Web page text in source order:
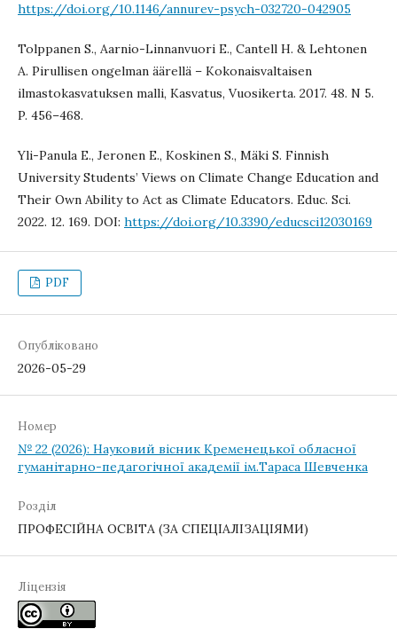
https://doi.org/10.1146/annurev-psych-032720-042905
Tolppanen S., Aarnio-Linnanvuori E., Cantell H. & Lehtonen
A. Pirullisen ongelman äärellä – Kokonaisvaltaisen
ilmastokasvatuksen malli, Kasvatus, Vuosikerta. 2017. 48. N 5.
P. 456–468.
Yli-Panula E., Jeronen E., Koskinen S., Mäki S. Finnish
University Students’ Views on Climate Change Education and
Their Own Ability to Act as Climate Educators. Educ. Sci.
2022. 12. 169. DOI: https://doi.org/10.3390/educsci12030169
PDF
Опубліковано
2026-05-29
Номер
№ 22 (2026): Науковий вісник Кременецької обласної
гуманітарно-педагогічної академії ім.Тараса Шевченка
Розділ
ПРОФЕСІЙНА ОСВІТА (ЗА СПЕЦІАЛІЗАЦІЯМИ)
Ліцензія